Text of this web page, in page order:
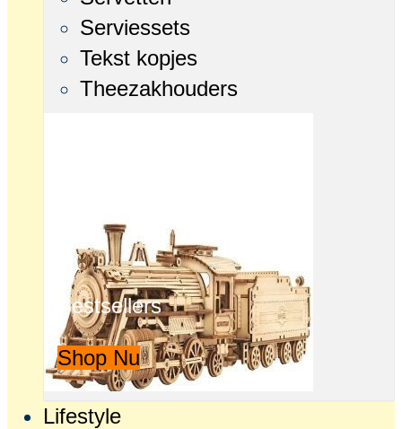
Serviessets
Tekst kopjes
Theezakhouders
Bestsellers
Shop Nu
Lifestyle